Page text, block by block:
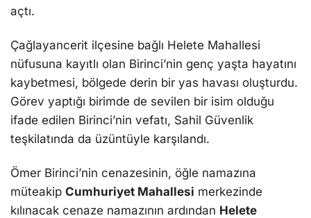
açtı.
Çağlayancerit ilçesine bağlı Helete Mahallesi
nüfusuna kayıtlı olan Birinci’nin genç yaşta hayatını
kaybetmesi, bölgede derin bir yas havası oluşturdu.
Görev yaptığı birimde de sevilen bir isim olduğu
ifade edilen Birinci’nin vefatı, Sahil Güvenlik
teşkilatında da üzüntüyle karşılandı.
Ömer Birinci’nin cenazesinin, öğle namazına
müteakip Cumhuriyet Mahallesi merkezinde
kılınacak cenaze namazının ardından Helete